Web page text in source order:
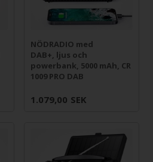
NÖDRADIO med
DAB+, ljus och
powerbank, 5000 mAh, CR
1009 PRO DAB
1.079,00 SEK